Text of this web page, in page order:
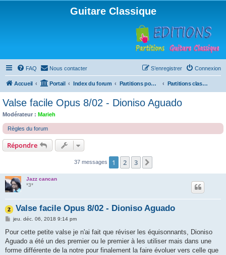
Guitare Classique
FAQ Nous contacter Connexion
S’enregistrer
Accueil Portail Index du forum Partitions pour guitare en libre téléchargement Partitions classées par titre et niveau
Valse facile Opus 8/02 - Dioniso Aguado
Modérateur : Marieh
Règles du forum
Répondre
37 messages 1 2 3
Jazz cancan
*3*
Valse facile Opus 8/02 - Dioniso Aguado
M
s
a
g
jeu. déc. 06, 2018 9:14 pm
Pour cette petite valse je n'ai fait que réviser les équisonnants, Dioniso
Aguado a été un des premier ou le premier à les utiliser mais dans une
forme différente de la notre pour finalement la faire évoluer vers celle que